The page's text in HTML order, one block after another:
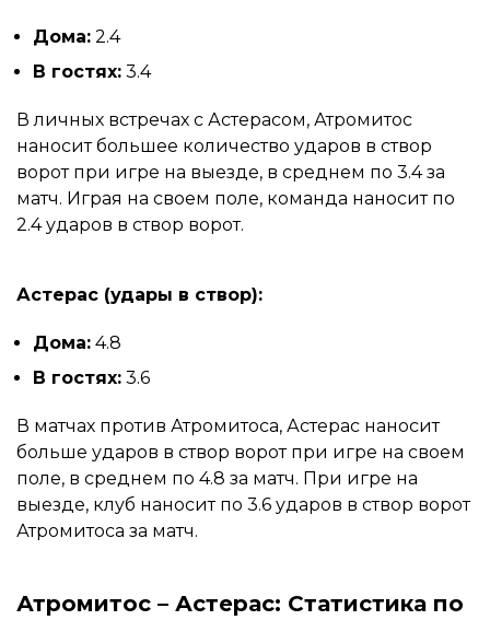
Дома: 2.4
В гостях: 3.4
В личных встречах с Астерасом, Атромитос
наносит большее количество ударов в створ
ворот при игре на выезде, в среднем по 3.4 за
матч. Играя на своем поле, команда наносит по
2.4 ударов в створ ворот.
Астерас (удары в створ):
Дома: 4.8
В гостях: 3.6
В матчах против Атромитоса, Астерас наносит
больше ударов в створ ворот при игре на своем
поле, в среднем по 4.8 за матч. При игре на
выезде, клуб наносит по 3.6 ударов в створ ворот
Атромитоса за матч.
Атромитос – Астерас: Статистика по